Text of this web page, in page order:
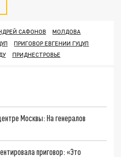
САФОНОВ
МОЛДОВА
ПРИГОВОР ЕВГЕНИИ ГУЦУЛ
ПРИДНЕСТРОВЬЕ
Москвы: На генералов
приговор: «Это